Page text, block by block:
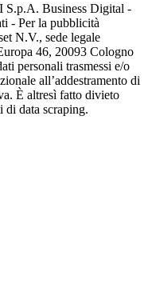
S.p.A. Business Digital -
- Per la pubblicità
N.V., sede legale
46, 20093 Cologno
personali trasmessi e/o
all’addestramento di
È altresì fatto divieto
di data scraping.